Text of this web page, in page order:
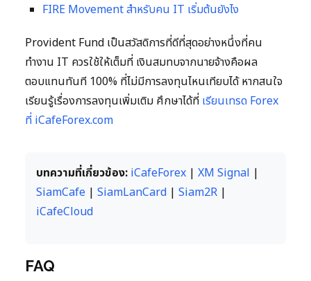
FIRE Movement สำหรับคน IT เริ่มต้นยังไง
Provident Fund เป็นสวัสดิการที่ดีที่สุดอย่างหนึ่งที่คน
ทำงาน IT ควรใช้ให้เต็มที่ เงินสมทบจากนายจ้างคือผล
ตอบแทนทันที 100% ที่ไม่มีการลงทุนไหนเทียบได้ หากสนใจ
เรียนรู้เรื่องการลงทุนเพิ่มเติม ศึกษาได้ที่ เรียนเทรด Forex
ที่ iCafeForex.com
บทความที่เกี่ยวข้อง: iCafeForex | XM Signal |
SiamCafe | SiamLanCard | Siam2R |
iCafeCloud
FAQ